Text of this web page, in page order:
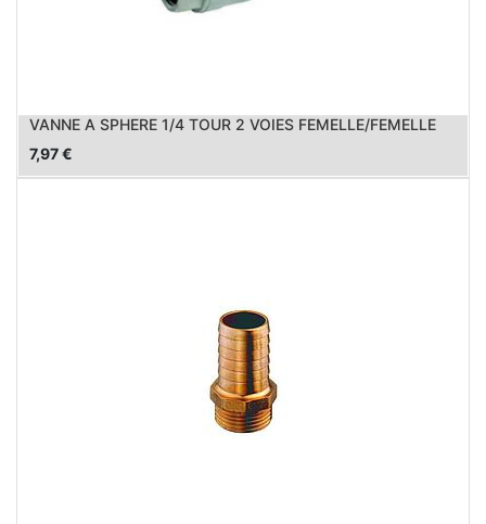
VANNE A SPHERE 1/4 TOUR 2 VOIES FEMELLE/FEMELLE
7,97€